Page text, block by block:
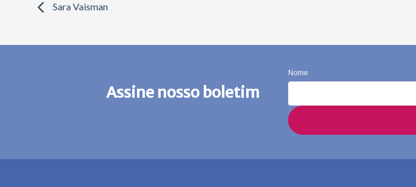
Sara Vaisman
Assine nosso boletim
Nome